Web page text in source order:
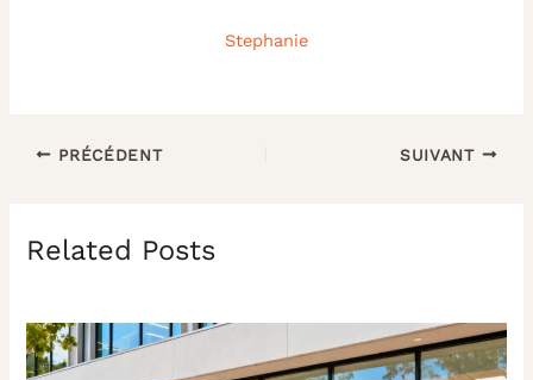
Stephanie
PRÉCÉDENT SUIVANT
Related Posts